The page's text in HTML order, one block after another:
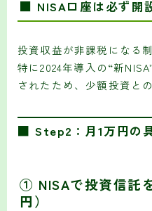
■ NISA口座は必ず開
投資収益が非課税になる制
特に2024年導入の“新
されたため、少額投資と
■ Step2：月1万円の
① NISAで投資信託
円）